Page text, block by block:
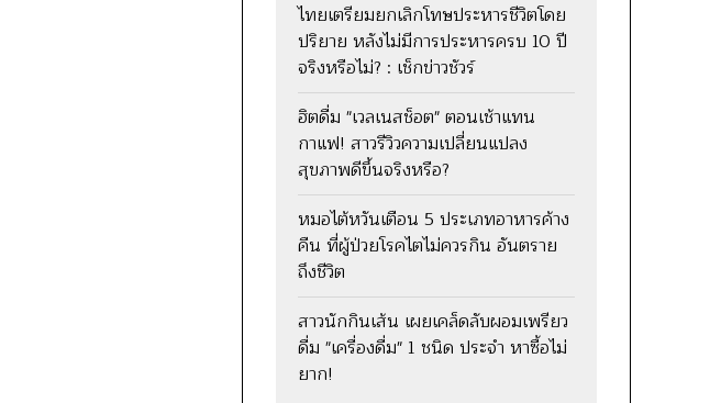
ไทยเตรียมยกเลิกโทษประหารชีวิตโดย
ปริยาย หลังไม่มีการประหารครบ 10 ปี
จริงหรือไม่? : เช็กข่าวชัวร์
ฮิตดื่ม "เวลเนสช็อต" ตอนเช้าแทน
กาแฟ! สาวรีวิวความเปลี่ยนแปลง
สุขภาพดีขึ้นจริงหรือ?
หมอไต้หวันเตือน 5 ประเภทอาหารค้าง
คืน ที่ผู้ป่วยโรคไตไม่ควรกิน อันตราย
ถึงชีวิต
สาวนักกินเส้น เผยเคล็ดลับผอมเพรียว
ดื่ม "เครื่องดื่ม" 1 ชนิด ประจำ หาซื้อไม่
ยาก!